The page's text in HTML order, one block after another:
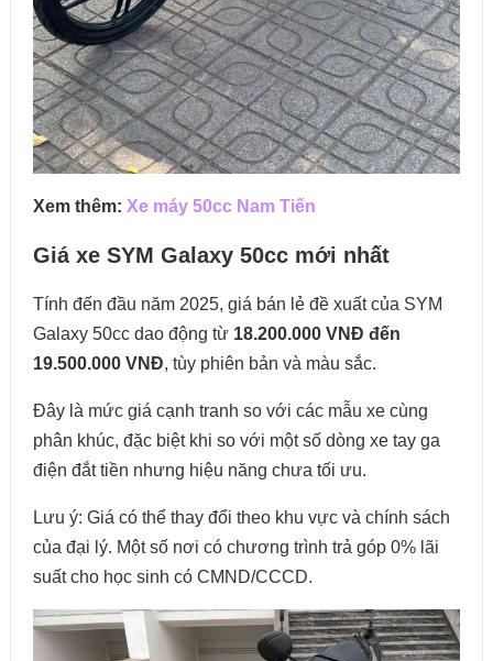
Xem thêm: Xe máy 50cc Nam Tiến
Giá xe SYM Galaxy 50cc mới nhất
Tính đến đầu năm 2025, giá bán lẻ đề xuất của SYM
Galaxy 50cc dao động từ 18.200.000 VNĐ đến
19.500.000 VNĐ, tùy phiên bản và màu sắc.
Đây là mức giá cạnh tranh so với các mẫu xe cùng
phân khúc, đặc biệt khi so với một số dòng xe tay ga
điện đắt tiền nhưng hiệu năng chưa tối ưu.
Lưu ý: Giá có thể thay đổi theo khu vực và chính sách
của đại lý. Một số nơi có chương trình trả góp 0% lãi
suất cho học sinh có CMND/CCCD.